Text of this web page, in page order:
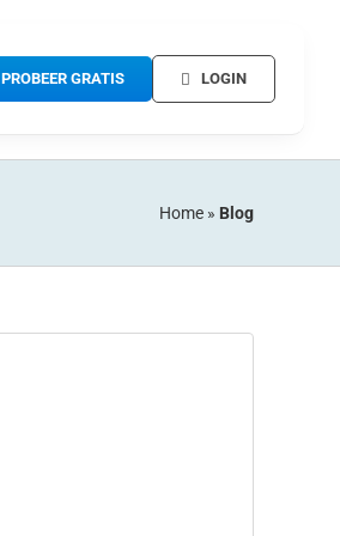
PROBEER GRATIS LOGIN
Home » Blog